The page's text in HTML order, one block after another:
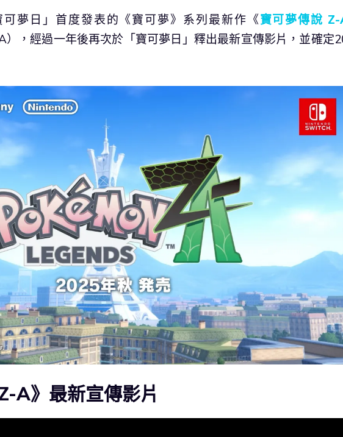
夢日」首度發表的《寶可夢》系列最新作《寶可夢傳說 Z-
），經過一年後再次於「寶可夢日」釋出最新宣傳影片，並確定
A》最新宣傳影片